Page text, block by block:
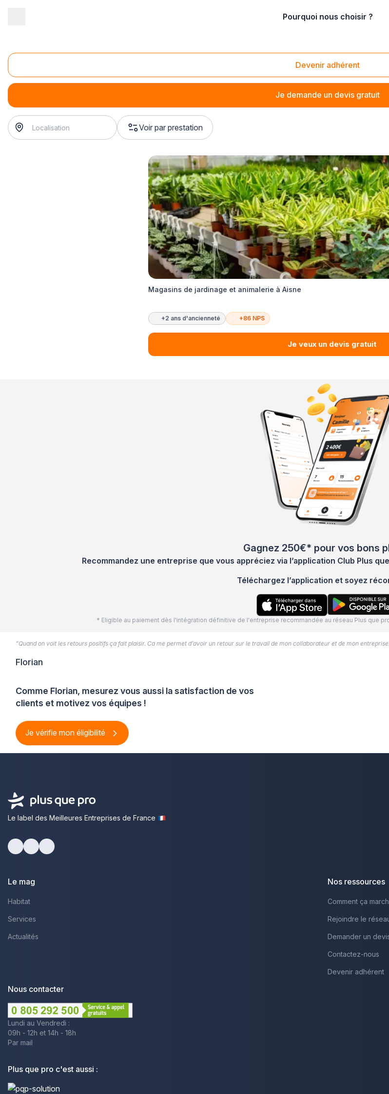
Pourquoi nous choisir ?
Devenir adhérent
Je demande un devis gratuit
Vente d'accessoires pour animaux
Vente d'accessoires pour animaux
Voir par prestation
Magasins de jardinage et animalerie à Aisne
+2 ans d'ancienneté +86 NPS
Je veux un devis gratuit
Gagnez 250€* pour vos bons
Recommandez une entreprise que vous appréciez via l’application Club Plus
Téléchargez l’application et soyez
* Eligible au paiement dès l'intégration définitive de l'entreprise recommandée au réseau Plus que
Comme Florian, mesurez vous aussi la satisfaction de vos
clients et motivez vos équipes !
Je vérifie mon éligibilité
“Quand on voit les retours positifs ça fait plaisir. Ca me permet d’avoir un retour sur le travail de mon collaborateur et de mon
Florian
Le label des Meilleures Entreprises de France
Le mag
Habitat
Services
Actualités
Nos ressources
Comment ça
Rejoindre le
Demander un
Contactez-nous
Devenir adhérent
Nous contacter
Lundi au Vendredi :
09h - 12h et 14h - 18h
Par mail
Plus que pro c'est aussi :